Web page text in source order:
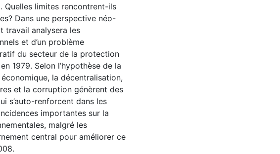
Quelles limites rencontrent-ils
Dans une perspective néo-
travail analysera les
et d’un problème
du secteur de la protection
1979. Selon l’hypothèse de la
la décentralisation,
et la corruption génèrent des
s’auto-renforcent dans les
importantes sur la
malgré les
central pour améliorer ce